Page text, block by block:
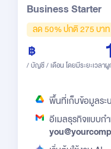
Business Starter
ลด 50% ปกติ 275 บาท
/ บัญชี / เดือน โดยมีระยะเวลา
พื้นที่เก็บข้อมูลระ
อีเมลธุรกิจแบบก